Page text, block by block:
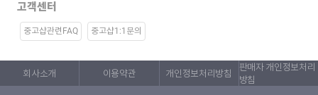
고객센터
중고샵관련FAQ 중고샵1:1문의
회사소개 이용약관 개인정보처리방침
판매자 개인정보처리
방침